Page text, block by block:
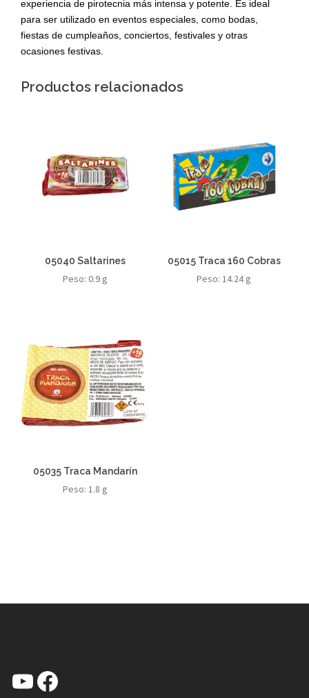
experiencia de pirotecnia más intensa y potente. Es ideal
para ser utilizado en eventos especiales, como bodas,
fiestas de cumpleaños, conciertos, festivales y otras
ocasiones festivas.
Productos relacionados
05040 Saltarines
Peso: 0.9 g
05015 Traca 160 Cobras
Peso: 14.24 g
05035 Traca Mandarín
Peso: 1.8 g
YouTube
Facebook